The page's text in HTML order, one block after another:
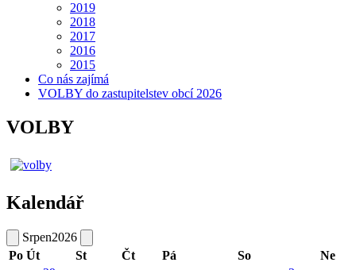
2019
2018
2017
2016
2015
Co nás zajímá
VOLBY do zastupitelstev obcí 2026
VOLBY
Kalendář
Srpen2026
Po Út St Čt Pá So
Ne